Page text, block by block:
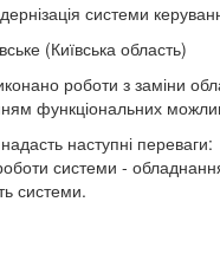
системи
(Київська область)
роботи з заміни
функціональних
наступні переваги:
системи -
системи.